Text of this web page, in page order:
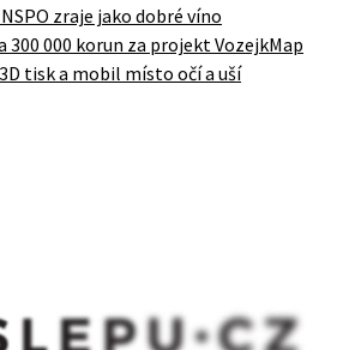
zraje jako dobré víno
300 000 korun za projekt VozejkMap
3D tisk a mobil místo očí a uší